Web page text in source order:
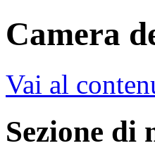
Camera
Vai al
Sezione di